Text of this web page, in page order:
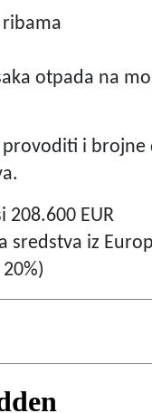
otpada na
i
EUR
sredstva iz